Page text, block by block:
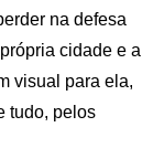
na defesa
cidade e a
visual para ela,
tudo, pelos